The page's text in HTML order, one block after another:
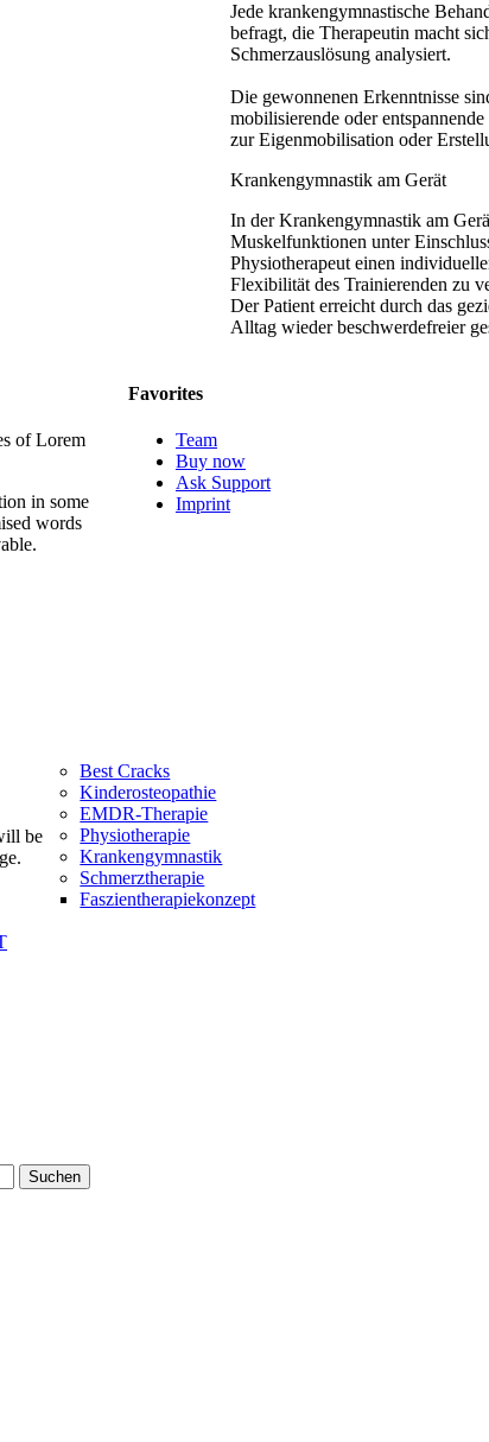
Jede krankengymnastische
befragt, die Therapeutin macht
Schmerzauslösung analysiert.
Die gewonnenen Erkenntnisse
mobilisierende oder
zur Eigenmobilisation oder
Krankengymnastik am Gerät
In der Krankengymnastik am
Muskelfunktionen unter
Physiotherapeut einen
Flexibilität des Trainierenden zu
Der Patient erreicht durch das
Alltag wieder beschwerdefreier
of Lorem
in some
words
Favorites
Team
Buy now
Ask Support
Imprint
be
Best Cracks
Kinderosteopathie
EMDR-Therapie
Physiotherapie
Krankengymnastik
Schmerztherapie
Faszientherapiekonzept